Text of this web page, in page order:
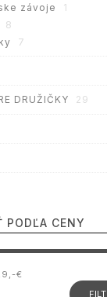
závoje
1
8
7
DRUŽIČKY 29
PODĽA CENY
,-€